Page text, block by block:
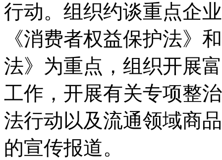
行动。组织约谈重点企
《消费者权益保护法》
法》为重点，组织开展
工作，开展有关专项整
法行动以及流通领域商
的宣传报道。